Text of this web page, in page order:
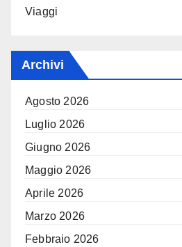
Viaggi
Archivi
Agosto 2026
Luglio 2026
Giugno 2026
Maggio 2026
Aprile 2026
Marzo 2026
Febbraio 2026